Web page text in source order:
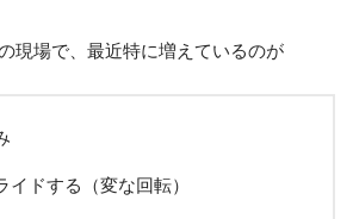
現場で、最近特に増えているのが
イドする（変な回転）